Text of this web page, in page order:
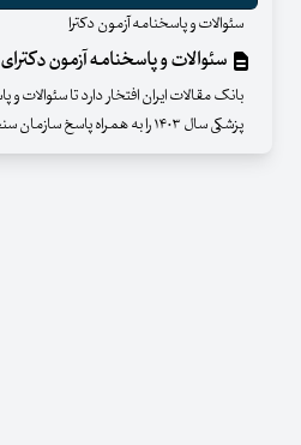
سئوالات و پاسخنامه آزمون دکترا
سئوالات و پاسخنامه آزمون دکترای
بانک مقالات ایران افتخار دارد تا سئوالات
پزشکی سال ۱۴۰۳ را به همراه پاسخ سازمان سنجش تقدیم علاقمندان نماید .